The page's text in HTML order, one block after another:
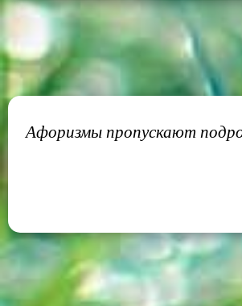
Афоризмы пропускают